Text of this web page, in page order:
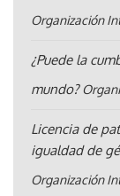
Organización
¿Puede la
mundo?
Licencia de
igualdad de
Organización